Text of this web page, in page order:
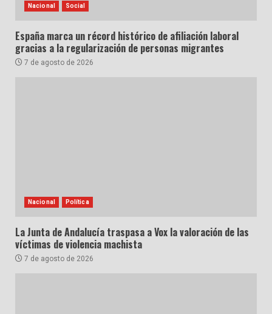
Nacional Social
España marca un récord histórico de afiliación laboral
gracias a la regularización de personas migrantes
7 de agosto de 2026
Nacional Política
La Junta de Andalucía traspasa a Vox la valoración de las
víctimas de violencia machista
7 de agosto de 2026